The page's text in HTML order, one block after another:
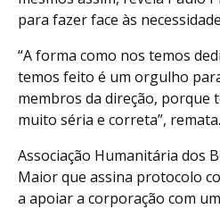
para fazer face às
“A forma como nos temos
temos feito é um orgulho
membros da direção, porque
muito séria e correta”, remata.
Associação Humanitária dos
Maior que assina protocolo
a apoiar a corporação com